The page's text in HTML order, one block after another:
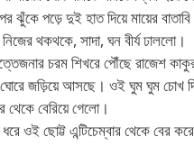
ঝুঁকে পড়ে দুই হাত দিয়ে মায়ের
নিজের থকথকে, সাদা, ঘন বীর্য ঢাললো।
চরম শিখরে পৌঁছে রাজেশ কাকুর
জড়িয়ে আসছে। ওই ঘুম ঘুম চোখ
বেরিয়ে গেলো।
ওই ছোট্ট এন্টিচেম্বার থেকে বের